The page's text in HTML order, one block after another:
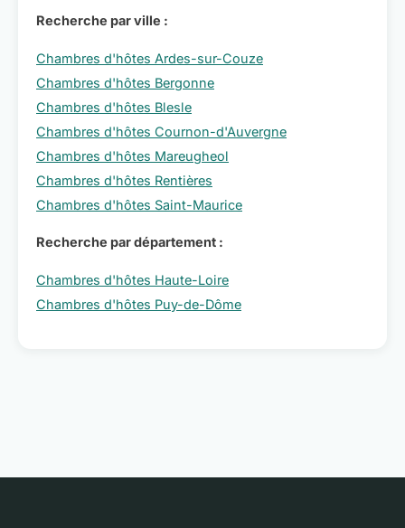
Recherche par ville :
Chambres d'hôtes Ardes-sur-Couze
Chambres d'hôtes Bergonne
Chambres d'hôtes Blesle
Chambres d'hôtes Cournon-d'Auvergne
Chambres d'hôtes Mareugheol
Chambres d'hôtes Rentières
Chambres d'hôtes Saint-Maurice
Recherche par département :
Chambres d'hôtes Haute-Loire
Chambres d'hôtes Puy-de-Dôme